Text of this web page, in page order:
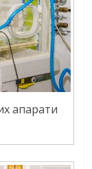
апарати